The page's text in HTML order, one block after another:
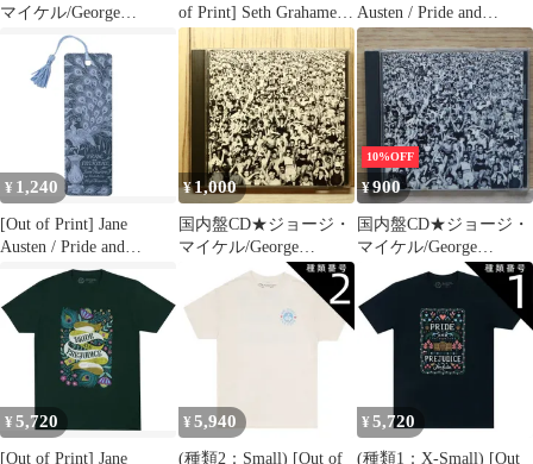
マイケル/George
Michael■ LITSEN
WITHOUT PREJUDICE
VOL.1
【ESCA5160/498801051
6024】X70186
of Print] Seth Grahame-
Smith / Pride and
Prejudice and Zombies
Tee (Heather Grey) - 高
慢と偏見とゾンビ Tシ
ャツ
Austen / Pride and
Prejudice Socks [Puffin
in Bloom]
¥ 1,240
[Out of Print] Jane
Austen / Pride and
Prejudice Bookmark - [ア
ウト・オブ・プリント]
ジェーン・オースティ
ン ブックマーク
¥1,000
国内盤CD★ジョージ・
マイケル/George
Michael■ LITSEN
WITHOUT PREJUDICE
VOL.1
【ESCA5160/498801051
10%OFF
¥900
国内盤CD★ジョージ・
マイケル/George
Michael■ LITSEN
WITHOUT PREJUDICE
VOL.1
【ESCA5160/498801051
6024】F01881
¥ 5,720
[Out of Print] Jane
¥ 5,940
(種類2：Small) [Out of
¥ 5,720
(種類1：X-Small) [Out